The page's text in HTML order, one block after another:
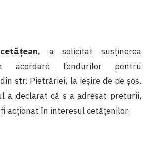
a solicitat susținerea
acordare fondurilor pentru
str. Pietrăriei, la ieșire de pe șos.
a declarat că s-a adresat preturii,
acționat în interesul cetățenilor.